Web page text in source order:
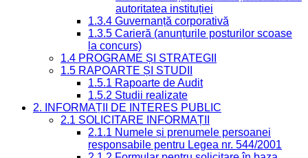
autoritatea instituției
1.3.4 Guvernanță corporativă
1.3.5 Carieră (anunțurile posturilor scoase
la concurs)
1.4 PROGRAME ȘI STRATEGII
1.5 RAPOARTE ȘI STUDII
1.5.1 Rapoarte de Audit
1.5.2 Studii realizate
2. INFORMAȚII DE INTERES PUBLIC
2.1 SOLICITARE INFORMAȚII
2.1.1 Numele și prenumele persoanei
responsabile pentru Legea nr. 544/2001